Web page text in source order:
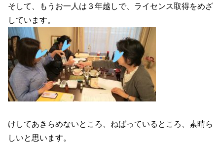
そして、もうお一人は３年越しで、ライセンス取得をめざ
しています。
けしてあきらめないところ、ねばっているところ、素晴ら
しいと思います。